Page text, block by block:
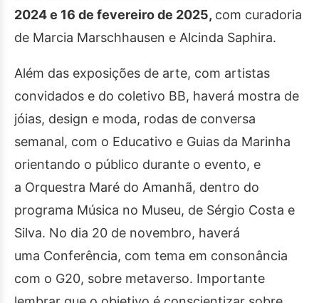
2024 e 16 de fevereiro de 2025, com curadoria
de Marcia Marschhausen e Alcinda Saphira.
Além das exposições de arte, com artistas
convidados e do coletivo BB, haverá mostra de
jóias, design e moda, rodas de conversa
semanal, com o Educativo e Guias da Marinha
orientando o público durante o evento, e
a Orquestra Maré do Amanhã, dentro do
programa Música no Museu, de Sérgio Costa e
Silva. No dia 20 de novembro, haverá
uma Conferência, com tema em consonância
com o G20, sobre metaverso. Importante